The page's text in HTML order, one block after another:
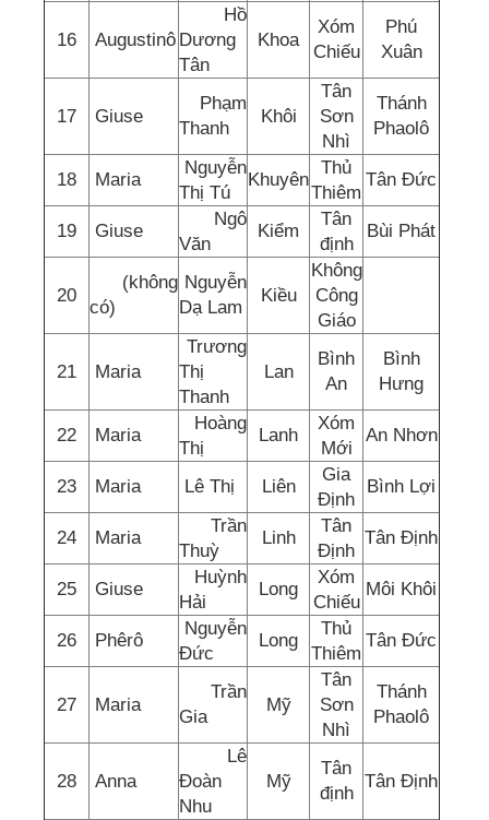
16 Augustinô
Hồ
Dương
Tân
Khoa
Xóm
Chiếu
Phú
Xuân
17 Giuse
Phạm
Thanh
Khôi
Tân
Sơn
Nhì
Thánh
Phaolô
18 Maria
Nguyễn
Thị Tú
Khuyên
Thủ
Thiêm
Tân Đức
19 Giuse
Ngô
Văn
Kiểm
Tân
định
Bùi Phát
20
(không
có)
Nguyễn
Dạ Lam
Kiều
Không
Công
Giáo
21 Maria
Trương
Thị
Thanh
Lan
Bình
An
Bình
Hưng
22 Maria
Hoàng
Thị
Lanh
Xóm
Mới
An Nhơn
23 Maria Lê Thị Liên
Gia
Định
Bình Lợi
24 Maria
Trần
Thuỳ
Linh
Tân
Định
Tân Định
25 Giuse
Huỳnh
Hải
Long
Xóm
Chiếu
Môi Khôi
26 Phêrô
Nguyễn
Đức
Long
Thủ
Thiêm
Tân Đức
27 Maria
Trần
Gia
Mỹ
Tân
Sơn
Nhì
Thánh
Phaolô
28 Anna
Lê
Đoàn
Nhu
Mỹ
Tân
định
Tân Định